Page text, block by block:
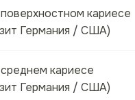
кариесе
Германия / США)
кариесе
Германия / США)